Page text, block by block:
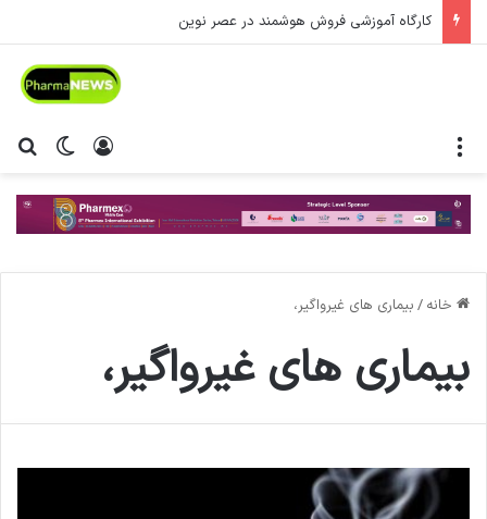
کارگاه آموزشی فروش هوشمند در عصر نوین
تغییر ورود
خانه / بیماری های غیرواگیر،
بیماری های غیرواگیر،